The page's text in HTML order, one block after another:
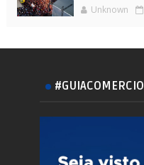
Unknown
#GUIACOMERCIO